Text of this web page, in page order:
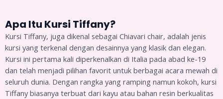
Apa Itu Kursi Tiffany?
Kursi Tiffany, juga dikenal sebagai Chiavari chair, adalah jenis
kursi yang terkenal dengan desainnya yang klasik dan elegan.
Kursi ini pertama kali diperkenalkan di Italia pada abad ke-19
dan telah menjadi pilihan favorit untuk berbagai acara mewah di
seluruh dunia. Dengan rangka yang ramping namun kokoh, kursi
Tiffany biasanya terbuat dari kayu atau bahan resin berkualitas